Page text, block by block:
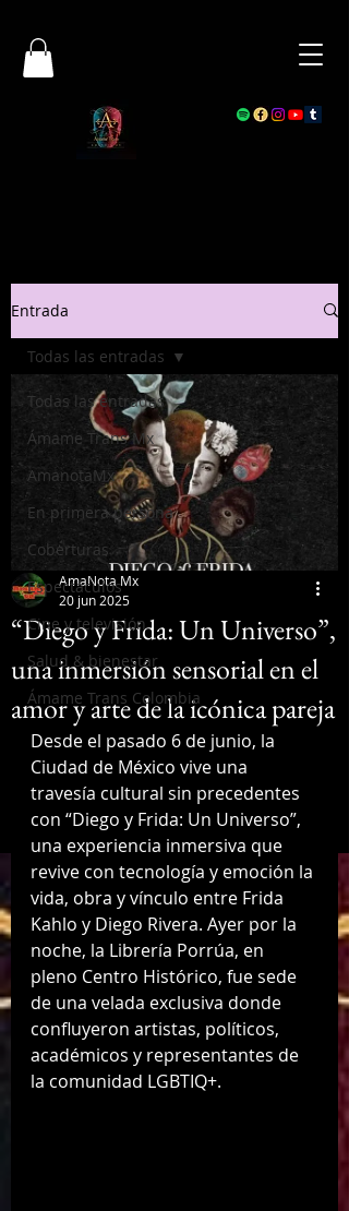
Entrada
Todas las entradas
Ámame Trans Mx
AmanotaMx
En primera persona
Coberturas
Espectáculos
Cine y televisión
Salud & bienestar
Ámame Trans Colombia
Todas las entradas
“Diego y Frida: Un Universo”,
una inmersión sensorial en el
amor y arte de la icónica pareja
AmaNota Mx
20 jun 2025
Desde el pasado 6 de junio, la
Ciudad de México vive una
travesía cultural sin precedentes
con “Diego y Frida: Un Universo”,
una experiencia inmersiva que
revive con tecnología y emoción la
vida, obra y vínculo entre Frida
Kahlo y Diego Rivera. Ayer por la
noche, la Librería Porrúa, en
pleno Centro Histórico, fue sede
de una velada exclusiva donde
confluyeron artistas, políticos,
académicos y representantes de
la comunidad LGBTIQ+.